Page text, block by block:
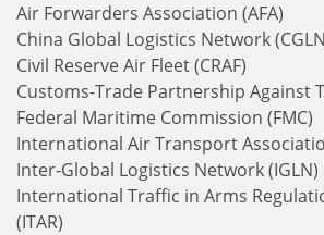
Air Forwarders Association (AFA)
China Global Logistics Network
Civil Reserve Air Fleet (CRAF)
Customs-Trade Partnership Against
Federal Maritime Commission (FMC)
International Air Transport
Inter-Global Logistics Network (IGLN)
International Traffic in Arms
(ITAR)